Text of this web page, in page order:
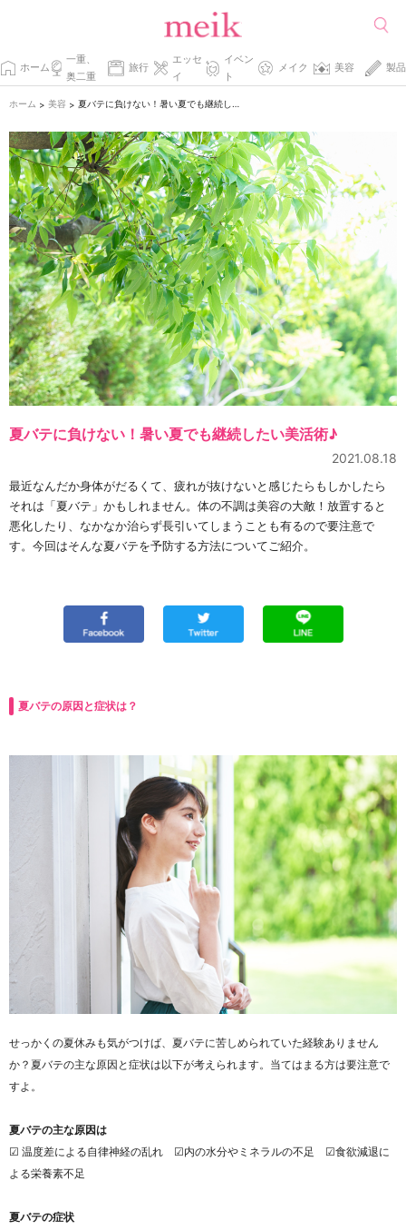
ホーム
一重、
奥二重
旅行
エッセ
イ
イベン
ト
メイク 美容 製品
ホーム > 美容 > 夏バテに負けない！暑い夏でも継続したい美活術♪
夏バテに負けない！暑い夏でも継続したい美活術♪
2021.08.18
最近なんだか身体がだるくて、疲れが抜けないと感じたらもしかしたら
それは「夏バテ」かもしれません。体の不調は美容の大敵！放置すると
悪化したり、なかなか治らず長引いてしまうことも有るので要注意で
す。今回はそんな夏バテを予防する方法についてご紹介。
夏バテの原因と症状は？
せっかくの夏休みも気がつけば、夏バテに苦しめられていた経験ありません
か？夏バテの主な原因と症状は以下が考えられます。当てはまる方は要注意で
すよ。
夏バテの主な原因は
☑ 温度差による自律神経の乱れ ☑内の水分やミネラルの不足 ☑食欲減退に
よる栄養素不足
夏バテの症状